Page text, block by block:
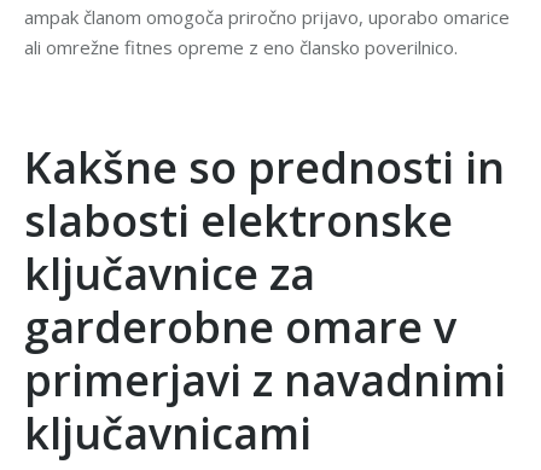
ampak članom omogoča priročno prijavo, uporabo omarice
ali omrežne fitnes opreme z eno člansko poverilnico.
Kakšne so prednosti in
slabosti elektronske
ključavnice za
garderobne omare v
primerjavi z navadnimi
ključavnicami